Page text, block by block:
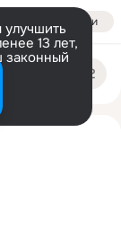
Войти
13 лет,
законный